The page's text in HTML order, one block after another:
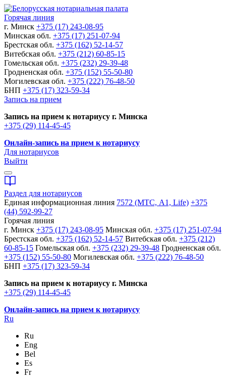
Горячая линия
г. Минск +375 (17) 243-08-95
Минская обл. +375 (17) 251-07-94
Брестская обл. +375 (162) 52-14-57
Витебская обл. +375 (212) 60-85-15
Гомельская обл. +375 (232) 29-39-48
Гродненская обл. +375 (152) 55-50-80
Могилевская обл. +375 (222) 76-48-50
БНП +375 (17) 323-59-34
Запись на прием
Запись на прием к нотариусу г. Минска
+375 (29) 114-45-45
Онлайн-запись на прием к нотариусу
Для нотариусов
Выйти
Раздел для нотариусов
Единая информационная линия 7572 (МТС, A1, Life) +375
(44) 592-99-27
Горячая линия
г. Минск +375 (17) 243-08-95 Минская обл. +375 (17) 251-07-94
Брестская обл. +375 (162) 52-14-57 Витебская обл. +375 (212)
60-85-15 Гомельская обл. +375 (232) 29-39-48 Гродненская обл.
+375 (152) 55-50-80 Могилевская обл. +375 (222) 76-48-50
БНП +375 (17) 323-59-34
Запись на прием к нотариусу г. Минска
+375 (29) 114-45-45
Онлайн-запись на прием к нотариусу
Ru
Ru
Eng
Bel
Es
Fr